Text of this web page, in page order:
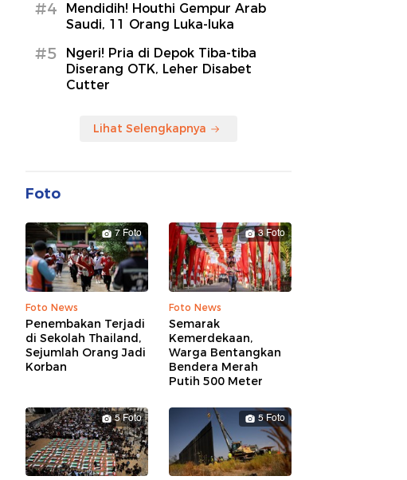
#4
Mendidih! Houthi Gempur Arab
Saudi, 11 Orang Luka-luka
#5
Ngeri! Pria di Depok Tiba-tiba
Diserang OTK, Leher Disabet
Cutter
Lihat Selengkapnya
Foto
7 Foto
Foto News
Penembakan Terjadi
di Sekolah Thailand,
Sejumlah Orang Jadi
Korban
3 Foto
Foto News
Semarak
Kemerdekaan,
Warga Bentangkan
Bendera Merah
Putih 500 Meter
5 Foto 5 Foto